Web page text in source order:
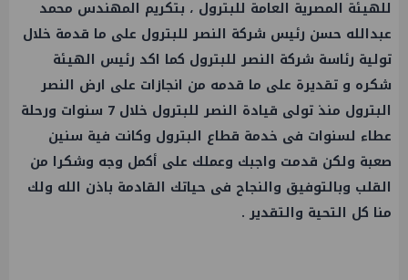
للهيئة المصرية العامة للبترول ، بتكريم المهندس محمد
عبدالله حسن رئيس شركة النصر للبترول على ما قدمة خلال
تولية رئاسة شركة النصر للبترول كما اكد رئيس الهيئة
شكره و تقديرة على ما قدمه من انجازات على ارض النصر
البترول منذ تولى قيادة النصر للبترول خلال 7 سنوات ورحلة
عطاء لسنوات فى خدمة قطاع البترول وكانت فية سنين
صعبة ولكن قدمت واجبك وعملك على أكمل وجه وشكرا من
القلب وبالتوفيق والنجاح فى حياتك القادمة باذن الله ولك
منا كل التحية والتقدير .